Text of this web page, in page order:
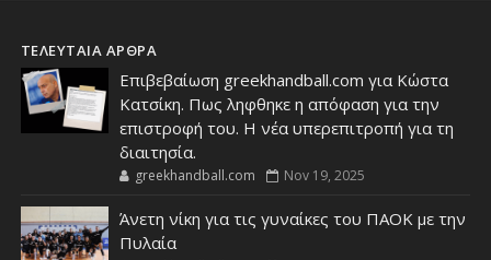
ΤΕΛΕΥΤΑΙΑ ΑΡΘΡΑ
Επιβεβαίωση greekhandball.com για Κώστα
Κατσίκη. Πως ληφθηκε η απόφαση για την
επιστροφή του. Η νέα υπερεπιτροπή για τη
διαιτησία.
greekhandball.com Nov 19, 2025
Άνετη νίκη για τις γυναίκες του ΠΑΟΚ με την
Πυλαία